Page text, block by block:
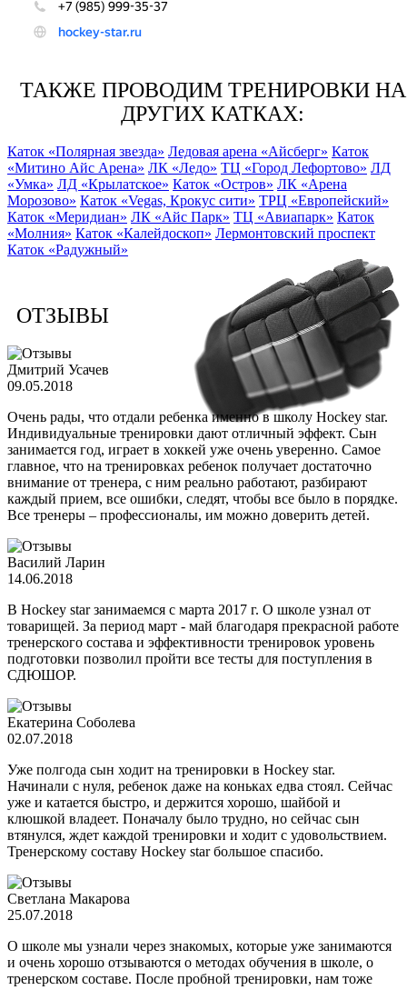
ТАКЖЕ ПРОВОДИМ ТРЕНИРОВКИ НА
ДРУГИХ КАТКАХ:
Каток «Полярная звезда» Ледовая арена «Айсберг» Каток
«Митино Айс Арена» ЛК «Ледо» ТЦ «Город Лефортово» ЛД
«Умка» ЛД «Крылатское» Каток «Остров» ЛК «Арена
Морозово» Каток «Vegas, Крокус сити» ТРЦ «Европейский»
Каток «Меридиан» ЛК «Айс Парк» ТЦ «Авиапарк» Каток
«Молния» Каток «Калейдоскоп» Лермонтовский проспект
Каток «Радужный»
ОТЗЫВЫ
Дмитрий Усачев
09.05.2018
Очень рады, что отдали ребенка именно в школу Hockey star.
Индивидуальные тренировки дают отличный эффект. Сын
занимается год, играет в хоккей уже очень уверенно. Самое
главное, что на тренировках ребенок получает достаточно
внимание от тренера, с ним реально работают, разбирают
каждый прием, все ошибки, следят, чтобы все было в порядке.
Все тренеры – профессионалы, им можно доверить детей.
Василий Ларин
14.06.2018
В Hockey star занимаемся с марта 2017 г. О школе узнал от
товарищей. За период март - май благодаря прекрасной работе
тренерского состава и эффективности тренировок уровень
подготовки позволил пройти все тесты для поступления в
СДЮШОР.
Екатерина Соболева
02.07.2018
Уже полгода сын ходит на тренировки в Hockey star.
Начинали с нуля, ребенок даже на коньках едва стоял. Сейчас
уже и катается быстро, и держится хорошо, шайбой и
клюшкой владеет. Поначалу было трудно, но сейчас сын
втянулся, ждет каждой тренировки и ходит с удовольствием.
Тренерскому составу Hockey star большое спасибо.
Светлана Макарова
25.07.2018
О школе мы узнали через знакомых, которые уже занимаются
и очень хорошо отзываются о методах обучения в школе, о
тренерском составе. После пробной тренировки, нам тоже